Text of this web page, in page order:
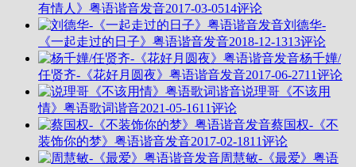
有情人》粤语谐音发音2017-03-0514评论
刘德华-
《一起走过的日子》粤语谐音发音2018-12-1313评论
杨千嬅/
任贤齐-《花好月圆夜》粤语谐音发音2017-06-2711评论
说理哥《不该用
情》粤语歌词谐音2021-05-1611评论
蔡国权-《不
装饰你的梦》粤语谐音发音2017-02-1811评论
周慧敏-《最爱》粤语